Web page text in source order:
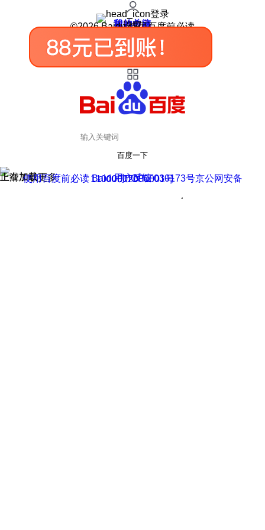
登录
我的关注
我的收藏
皮肤中心
用户反馈
设置
©2026 Baidu 使用百度前必读
百度一下
正在加载
上滑加载更多 用户反馈
使用百度前必读 Baidu 京ICP证030173号
京公网安备11000002000001号